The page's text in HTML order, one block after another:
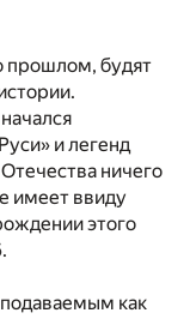
прошлом, будят
и легенд
ничего
имеет ввиду
этого
как